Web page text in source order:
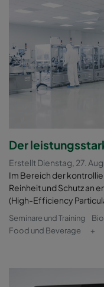
Der
Erstellt Dienstag, 27.
Im Bereich der
Reinheit und Schutz an
(High-Efficiency
Seminare und Training
Food und Beverage
+